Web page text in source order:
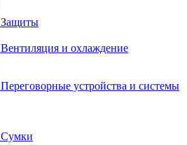
Защиты
Вентиляция и охлаждение
Переговорные устройства и системы
Сумки